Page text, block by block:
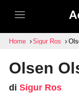
Home Sigur Ros
Olsen
di Sigur Ros